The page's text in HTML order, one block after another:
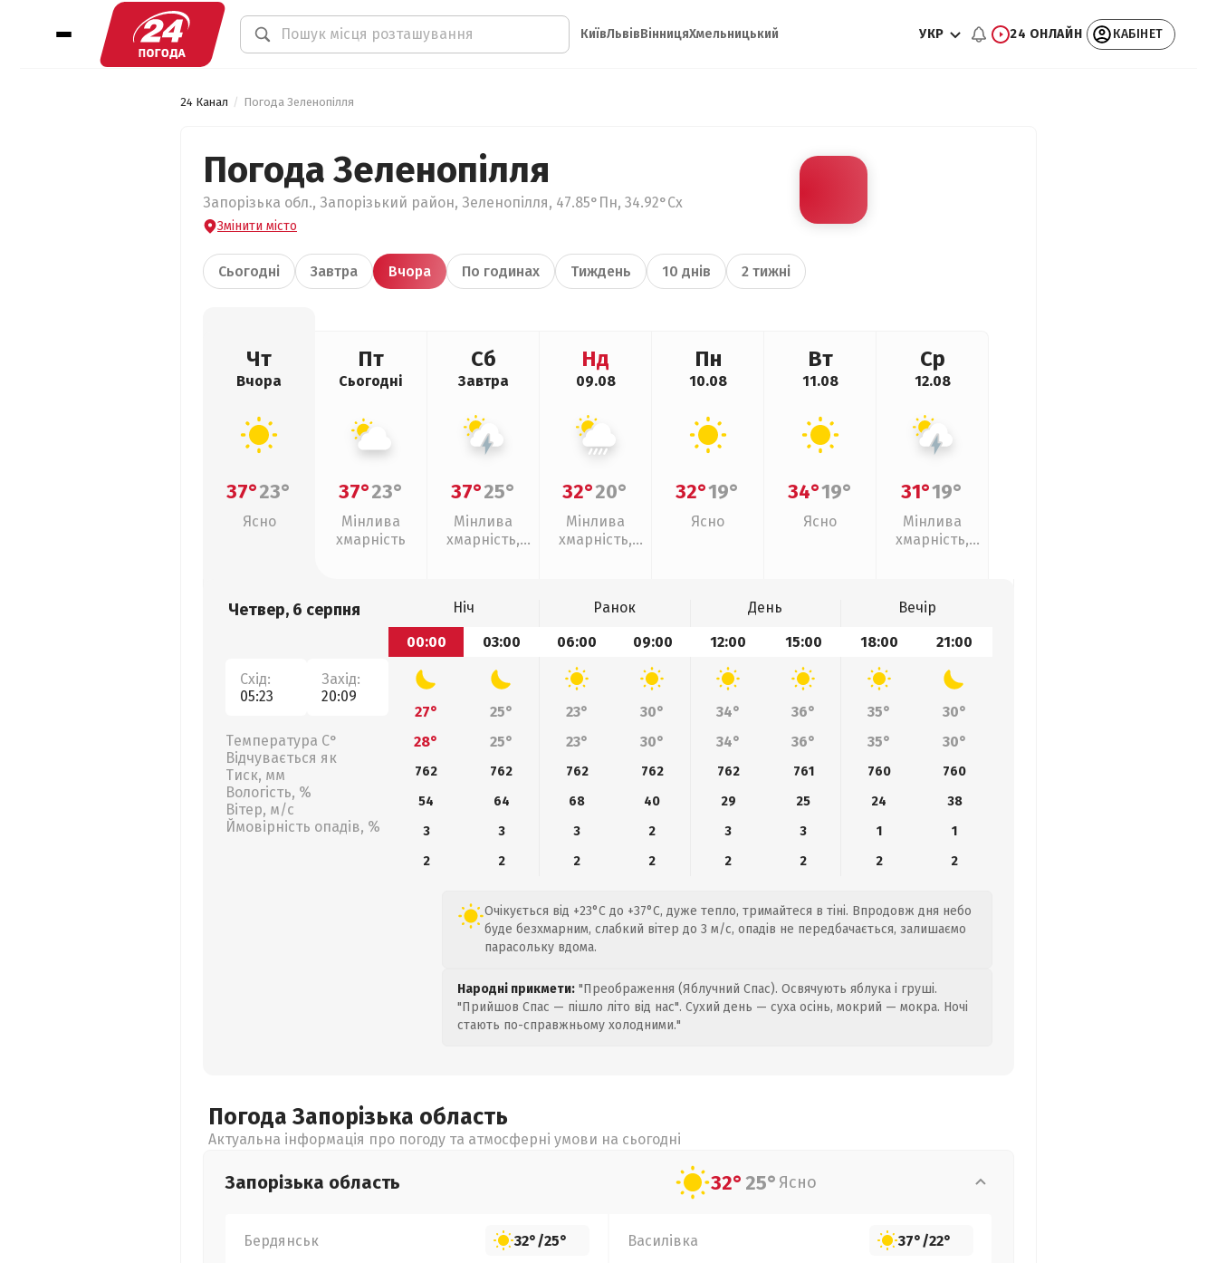
КиївЛьвівВінницяХмельницький УКР 24 ОНЛАЙН КАБІНЕТ
24 Канал Погода Зеленопілля
Погода Зеленопілля
Запорізька обл., Запорізький район, Зеленопілля, 47.85°Пн, 34.92°Сх
Змінити місто
Сьогодні Завтра Вчора По годинах Тиждень 10 днів 2 тижні
Чт
Вчора
37°23°
Ясно
Пт
Сьогодні
37°23°
Мінлива
хмарність
Сб
Завтра
37°25°
Мінлива
хмарність,
Нд
09.08
32°20°
Мінлива
хмарність,
Пн
10.08
32°19°
Ясно
Вт
11.08
34°19°
Ясно
Ср
12.08
31°19°
Мінлива
хмарність,
Четвер, 6 серпня
Схід:
05:23
Захід:
20:09
Температура С°
Відчувається як
Тиск, мм
Вологість, %
Вітер, м/с
Ймовірність опадів, %
Ніч Ранок День
Вечір
00:00
03:00 06:00 09:00 12:00 15:00 18:00 21:00
27° 25° 23° 30° 34° 36° 35°
30°
28°
25° 23° 30° 34° 36° 35° 30°
762 762 762 762 762 761 760
760
54
64 68 40 29 25 24
38
3
3 3 2 3 3 1
1
2
2 2 2 2 2 2 2
Очікується від +23°C до +37°C, дуже тепло, тримайтеся в тіні. Впродовж дня небо
буде безхмарним, слабкий вітер до 3 м/с, опадів не передбачається, залишаємо
парасольку вдома.
Народні прикмети: "Преображення (Яблучний Спас). Освячують яблука і груші.
"Прийшов Спас — пішло літо від нас". Сухий день — суха осінь, мокрий — мокра. Ночі
стають по-справжньому холодними."
Погода Запорізька область
Актуальна інформація про погоду та атмосферні умови на сьогодні
Запорізька область 32°25° Ясно
Бердянськ 32°/25° Василівка 37°/22°